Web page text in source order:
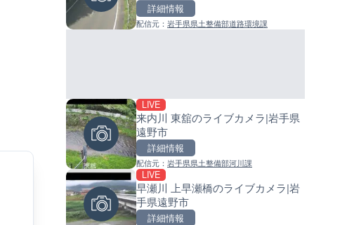
詳細情報
配信元： 岩手県県土整備部道路環境課
LIVE
来内川 東舘のライブカメラ|岩手県
遠野市
詳細情報
配信元： 岩手県県土整備部河川課
LIVE
早瀬川 上早瀬橋のライブカメラ|岩
手県遠野市
詳細情報
配信元：YASU海の駅CLUB
羽田空港第2旅客ターミナルか
配信元：日本テレビ
日本全国・緊急地震速報のラ
配信元：日高町役場
導目木川 花立砂防堰堤下流の
配信元：福岡県庁県土整備部河川課
常呂川 鹿ノ子ダムのライブカ